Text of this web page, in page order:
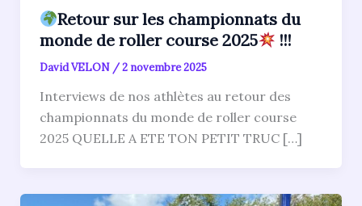
Retour sur les championnats du
monde de roller course 2025
!!!
David VELON /2 novembre 2025
Interviews de nos athlètes au retour des
championnats du monde de roller course
2025 QUELLE A ETE TON PETIT TRUC […]